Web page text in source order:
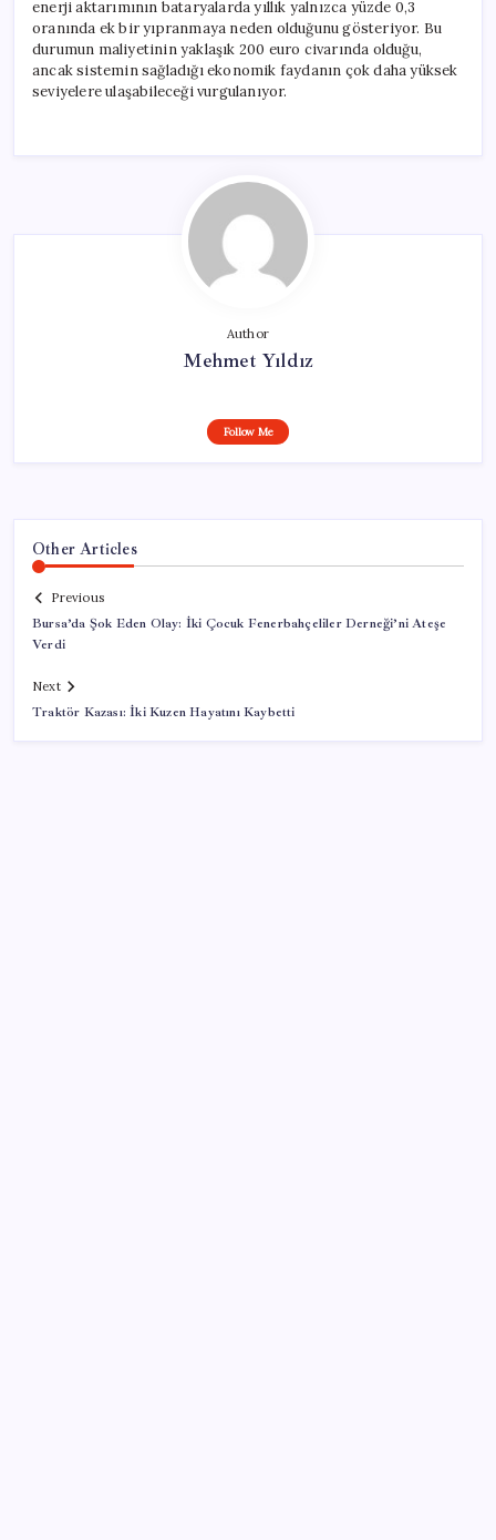
enerji aktarımının bataryalarda yıllık yalnızca yüzde 0,3
oranında ek bir yıpranmaya neden olduğunu gösteriyor. Bu
durumun maliyetinin yaklaşık 200 euro civarında olduğu,
ancak sistemin sağladığı ekonomik faydanın çok daha yüksek
seviyelere ulaşabileceği vurgulanıyor.
Author
Mehmet Yıldız
Follow Me
Other Articles
Previous
Bursa’da Şok Eden Olay: İki Çocuk Fenerbahçeliler Derneği’ni Ateşe
Verdi
Next
Traktör Kazası: İki Kuzen Hayatını Kaybetti